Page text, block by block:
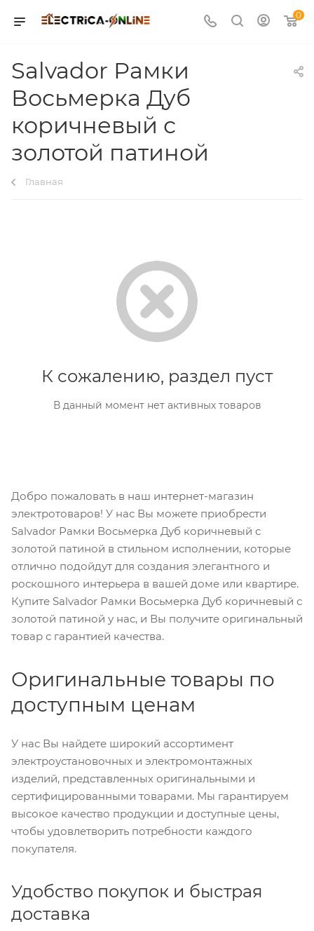
0
Salvador Рамки
Восьмерка Дуб
коричневый с
золотой патиной
Главная
К сожалению, раздел пуст
В данный момент нет активных товаров
Добро пожаловать в наш интернет-магазин
электротоваров! У нас Вы можете приобрести
Salvador Рамки Восьмерка Дуб коричневый с
золотой патиной в стильном исполнении, которые
отлично подойдут для создания элегантного и
роскошного интерьера в вашей доме или квартире.
Купите Salvador Рамки Восьмерка Дуб коричневый с
золотой патиной у нас, и Вы получите оригинальный
товар с гарантией качества.
Оригинальные товары по
доступным ценам
У нас Вы найдете широкий ассортимент
электроустановочных и электромонтажных
изделий, представленных оригинальными и
сертифицированными товарами. Мы гарантируем
высокое качество продукции и доступные цены,
чтобы удовлетворить потребности каждого
покупателя.
Удобство покупок и быстрая
доставка